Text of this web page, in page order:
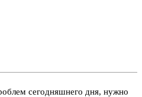
сегодняшнего дня, нужно